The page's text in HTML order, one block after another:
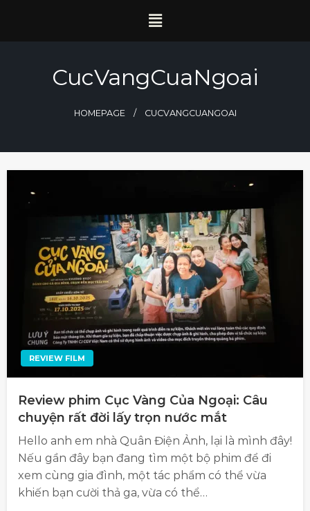
CucVangCuaNgoai
HOMEPAGE CUCVANGCUANGOAI
REVIEW FILM
Review phim Cục Vàng Của Ngoại: Câu
chuyện rất đời lấy trọn nước mắt
Hello anh em nhà Quân Điện Ảnh, lại là mình đây!
Nếu gần đây bạn đang tìm một bộ phim để đi
xem cùng gia đình, một tác phẩm có thể vừa
khiến bạn cười thả ga, vừa có thể…